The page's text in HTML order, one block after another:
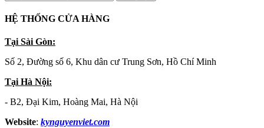
HỆ THỐNG CỬA HÀNG
Tại Sài Gòn:
Số 2, Đường số 6, Khu dân cư Trung Sơn, Hồ Chí Minh
Tại Hà Nội:
- B2, Đại Kim, Hoàng Mai, Hà Nội
Website: kynguyenviet.com